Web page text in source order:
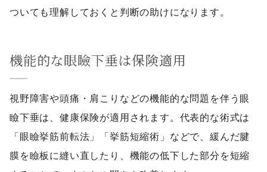
ついても理解しておくと判断の助けになります。
機能的な眼瞼下垂は保険適用
視野障害や頭痛・肩こりなどの機能的な問題を伴う眼
瞼下垂は、健康保険が適用されます。代表的な術式は
「眼瞼挙筋前転法」「挙筋短縮術」などで、緩んだ腱
膜を瞼板に縫い直したり、機能の低下した部分を短縮